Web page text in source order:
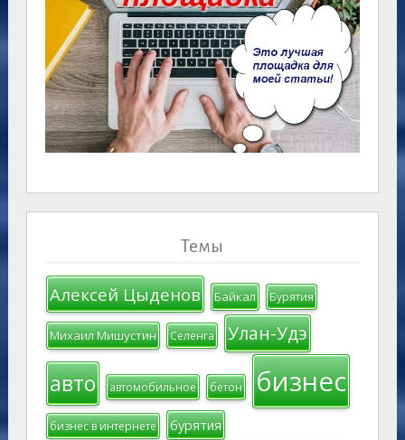
Темы
Алексей Цыденов Байкал Бурятия
Михаил Мишустин Селенга Улан-Удэ
авто автомобильное бетон бизнес
бизнес в интернете бурятия